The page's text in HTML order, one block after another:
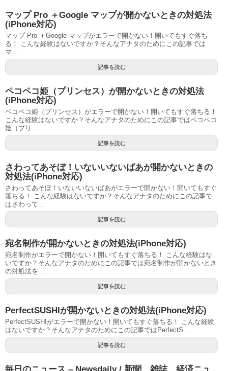
マップ Pro ＋Google マップが開かないときの対処法
(iPhone対応)
マップ Pro ＋Google マップがエラーで開かない！開いてもすぐ落ち
る！ こんな経験はないですか？そんなアナタのためにこの記事では
マ...
記事を読む
ペコペコ姫（プリンセス）が開かないときの対処法
(iPhone対応)
ペコペコ姫（プリンセス）がエラーで開かない！開いてもすぐ落ちる！
こんな経験はないですか？そんなアナタのためにこの記事ではペコペコ
姫（プリ...
記事を読む
さわってあそぼ！いないいないばあが開かないときの
対処法(iPhone対応)
さわってあそぼ！いないいないばあがエラーで開かない！開いてもすぐ
落ちる！ こんな経験はないですか？そんなアナタのためにこの記事で
はさわって...
記事を読む
宛名制作が開かないときの対処法(iPhone対応)
宛名制作がエラーで開かない！開いてもすぐ落ちる！ こんな経験はな
いですか？そんなアナタのためにこの記事では宛名制作が開かないとき
の対処法を...
記事を読む
PerfectSUSHIが開かないときの対処法(iPhone対応)
PerfectSUSHIがエラーで開かない！開いてもすぐ落ちる！ こんな経験
はないですか？そんなアナタのためにこの記事ではPerfectS...
記事を読む